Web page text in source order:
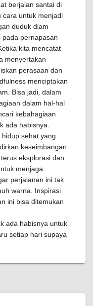
berjalan santai di
cara untuk menjadi
duduk diam
pernapasan
kita mencatat
menyertakan
perasaan dan
menciptakan
Bisa jadi, dalam
dalam hal-hal
kebahagiaan
ada habisnya.
sehat yang
keseimbangan
eksplorasi dan
menjaga
perjalanan ini tak
warna. Inspirasi
ini bisa ditemukan
ada habisnya untuk
setiap hari supaya